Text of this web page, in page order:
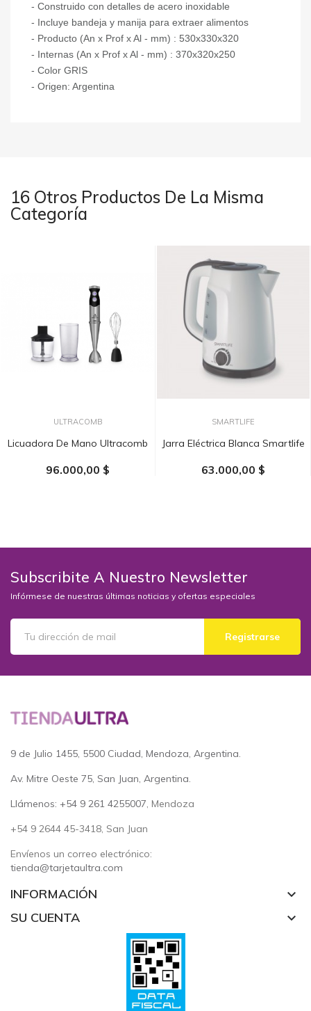
- Construido con detalles de acero inoxidable
- Incluye bandeja y manija para extraer alimentos
- Producto (An x Prof x Al - mm) : 530x330x320
- Internas (An x Prof x Al - mm) : 370x320x250
- Color GRIS
- Origen: Argentina
16 Otros Productos De La Misma
Categoría
ULTRACOMB
Licuadora De Mano Ultracomb
96.000,00 $
SMARTLIFE
Jarra Eléctrica Blanca Smartlife
63.000,00 $
Subscribite A Nuestro Newsletter
Infórmese de nuestras últimas noticias y ofertas especiales
Registrarse
9 de Julio 1455, 5500 Ciudad, Mendoza, Argentina.
Av. Mitre Oeste 75, San Juan, Argentina.
Llámenos: +54 9 261 4255007, Mendoza
+54 9 2644 45-3418, San Juan
Envíenos un correo electrónico:
tienda@tarjetaultra.com
INFORMACIÓN keyboard_arrow_down
SU CUENTA keyboard_arrow_down